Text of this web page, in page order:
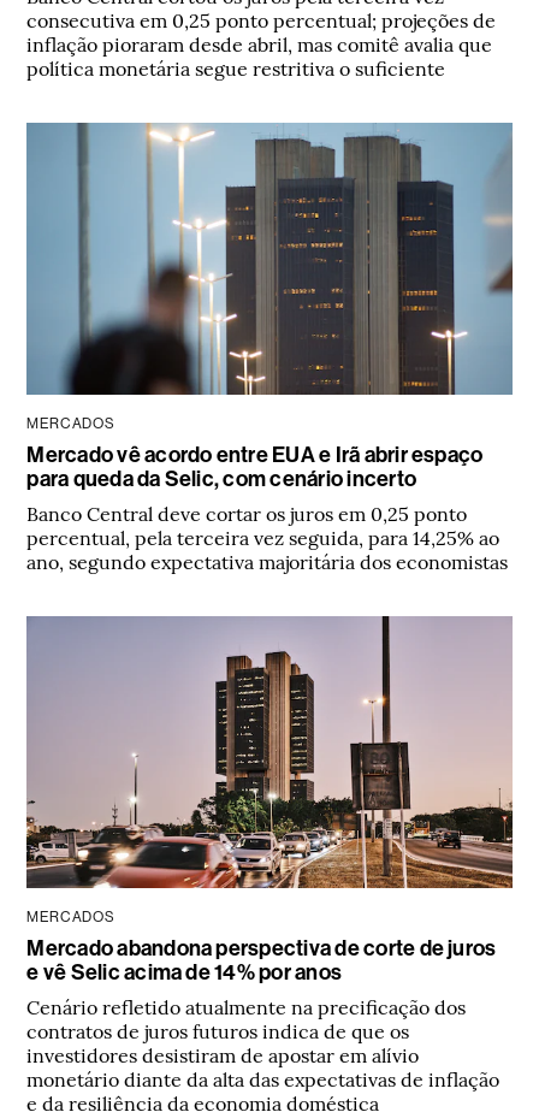
consecutiva em 0,25 ponto percentual; projeções de
inflação pioraram desde abril, mas comitê avalia que
política monetária segue restritiva o suficiente
MERCADOS
Mercado vê acordo entre EUA e Irã abrir espaço
para queda da Selic, com cenário incerto
Banco Central deve cortar os juros em 0,25 ponto
percentual, pela terceira vez seguida, para 14,25% ao
ano, segundo expectativa majoritária dos economistas
MERCADOS
Mercado abandona perspectiva de corte de juros
e vê Selic acima de 14% por anos
Cenário refletido atualmente na precificação dos
contratos de juros futuros indica de que os
investidores desistiram de apostar em alívio
monetário diante da alta das expectativas de inflação
e da resiliência da economia doméstica